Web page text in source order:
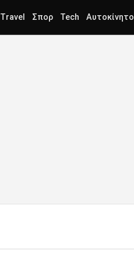
Travel Σπορ Tech Αυτοκίνητο